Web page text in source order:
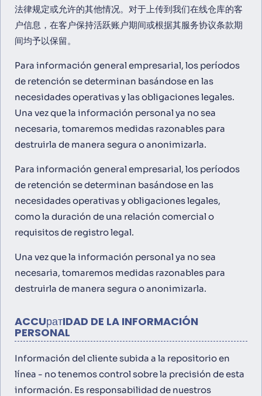
法律规定或允许的其他情况。对于上传到我们在线仓库的客
户信息，在客户保持活跃账户期间或根据其服务协议条款期
间均予以保留。
Para información general empresarial, los períodos
de retención se determinan basándose en las
necesidades operativas y las obligaciones legales.
Una vez que la información personal ya no sea
necesaria, tomaremos medidas razonables para
destruirla de manera segura o anonimizarla.
Para información general empresarial, los períodos
de retención se determinan basándose en las
necesidades operativas y obligaciones legales,
como la duración de una relación comercial o
requisitos de registro legal.
Una vez que la información personal ya no sea
necesaria, tomaremos medidas razonables para
destruirla de manera segura o anonimizarla.
ACCUратIDAD DE LA INFORMACIÓN
PERSONAL
Información del cliente subida a la repositorio en
línea - no tenemos control sobre la precisión de esta
información. Es responsabilidad de nuestros